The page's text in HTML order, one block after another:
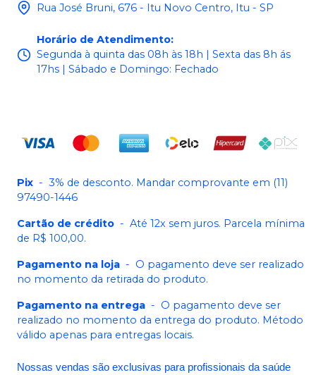
Rua José Bruni, 676 - Itu Novo Centro, Itu - SP
Horário de Atendimento:
Segunda à quinta das 08h às 18h | Sexta das 8h ás
17hs | Sábado e Domingo: Fechado
Pix - 3% de desconto. Mandar comprovante em (11)
97490-1446
Cartão de crédito - Até 12x sem juros. Parcela mínima
de R$ 100,00.
Pagamento na loja - O pagamento deve ser realizado
no momento da retirada do produto.
Pagamento na entrega - O pagamento deve ser
realizado no momento da entrega do produto. Método
válido apenas para entregas locais.
Nossas vendas são exclusivas para profissionais da saúde